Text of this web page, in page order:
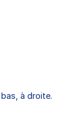
à droite.